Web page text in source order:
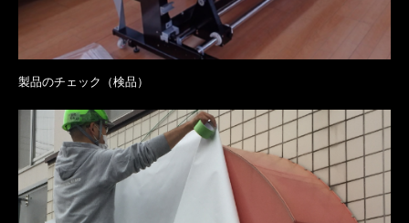
製品のチェック（検品）